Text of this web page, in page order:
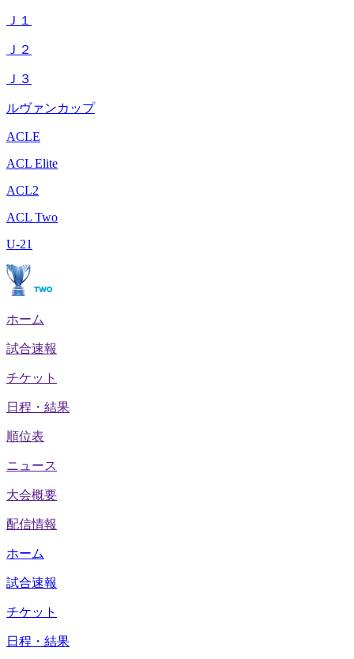
Ｊ１
Ｊ２
Ｊ３
ルヴァンカップ
ACLE
ACL Elite
ACL2
ACL Two
U-21
ホーム
試合速報
チケット
日程・結果
順位表
ニュース
大会概要
配信情報
ホーム
試合速報
チケット
日程・結果